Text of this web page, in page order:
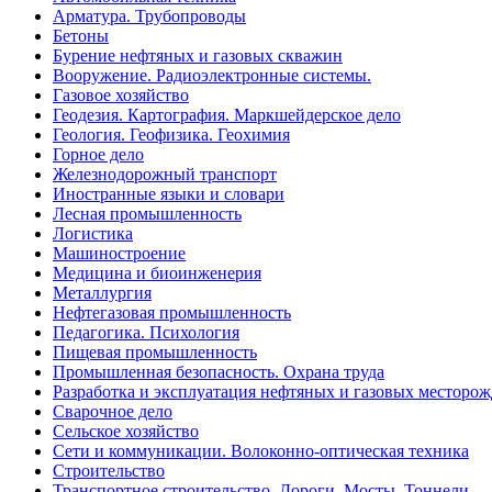
Арматура. Трубопроводы
Бетоны
Бурение нефтяных и газовых скважин
Вооружение. Радиоэлектронные системы.
Газовое хозяйство
Геодезия. Картография. Маркшейдерское дело
Геология. Геофизика. Геохимия
Горное дело
Железнодорожный транспорт
Иностранные языки и словари
Лесная промышленность
Логистика
Машиностроение
Медицина и биоинженерия
Металлургия
Нефтегазовая промышленность
Педагогика. Психология
Пищевая промышленность
Промышленная безопасность. Охрана труда
Разработка и эксплуатация нефтяных и газовых
Сварочное дело
Сельское хозяйство
Сети и коммуникации. Волоконно-оптическая техника
Строительство